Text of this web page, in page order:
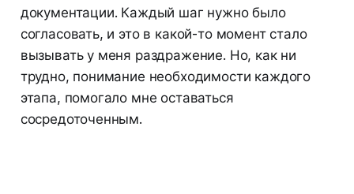
документации. Каждый шаг нужно было
согласовать, и это в какой-то момент стало
вызывать у меня раздражение. Но, как ни
трудно, понимание необходимости каждого
этапа, помогало мне оставаться
сосредоточенным.